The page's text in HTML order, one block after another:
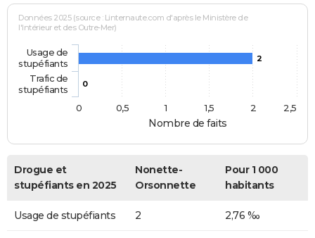
Nombre de faits
Données 2025 (source : Linternaute.com d'après le Ministère de
l'Intérieur et des Outre-Mer)
2
0
Usage de
stupéfiants
Trafic de
stupéfiants
0
0,5 1 1,5 2 2,5
Drogue et
stupéfiants en 2025
Nonette-
Orsonnette
Pour 1 000
habitants
Usage de stupéfiants 2 2,76 ‰